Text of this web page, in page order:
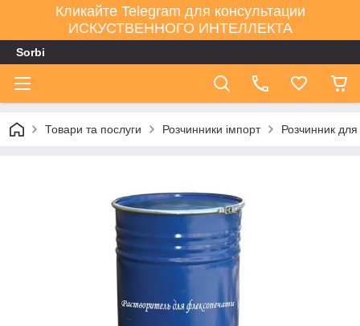
Кликайте Telegram для консультации
ИСКУСТВЕННОГО ИНТЕЛЛЕКТА
Sorbi
Товари та послуги Розчинники імпорт Розчинник